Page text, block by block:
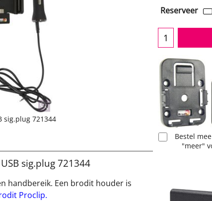
sig.plug 721344
Reserveer
Bestel
"meer"
sig.plug 721344
handbereik. Een brodit houder is
Proclip.